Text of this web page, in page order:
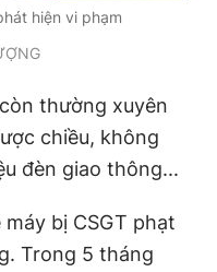
hiện vi phạm
thường xuyên
chiều, không
đèn giao thông...
bị CSGT phạt
Trong 5 tháng